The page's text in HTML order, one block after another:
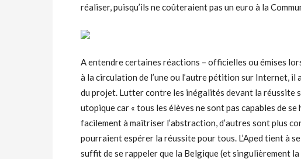
réaliser, puisqu’ils ne coûteraient pas un euro à la
A entendre certaines réactions – officielles ou émises
à la circulation de l’une ou l’autre pétition sur Internet,
du projet. Lutter contre les inégalités devant la
utopique car « tous les élèves ne sont pas capables de
facilement à maîtriser l’abstraction, d’autres sont plus
pourraient espérer la réussite pour tous. L’Aped tient à
suffit de se rappeler que la Belgique (et singulièrement